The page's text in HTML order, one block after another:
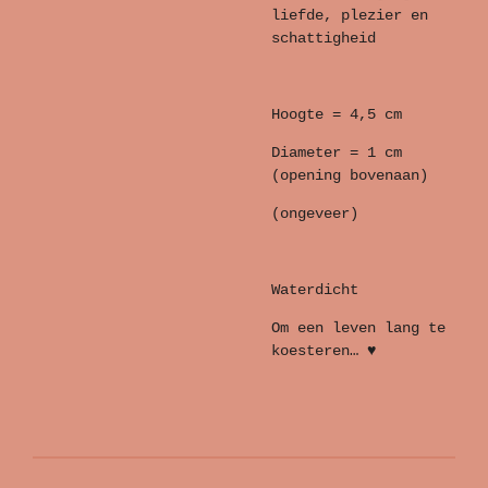
liefde, plezier en
schattigheid
Hoogte = 4,5 cm
Diameter = 1 cm
(opening bovenaan)
(ongeveer)
Waterdicht
Om een leven lang te
koesteren… ♥